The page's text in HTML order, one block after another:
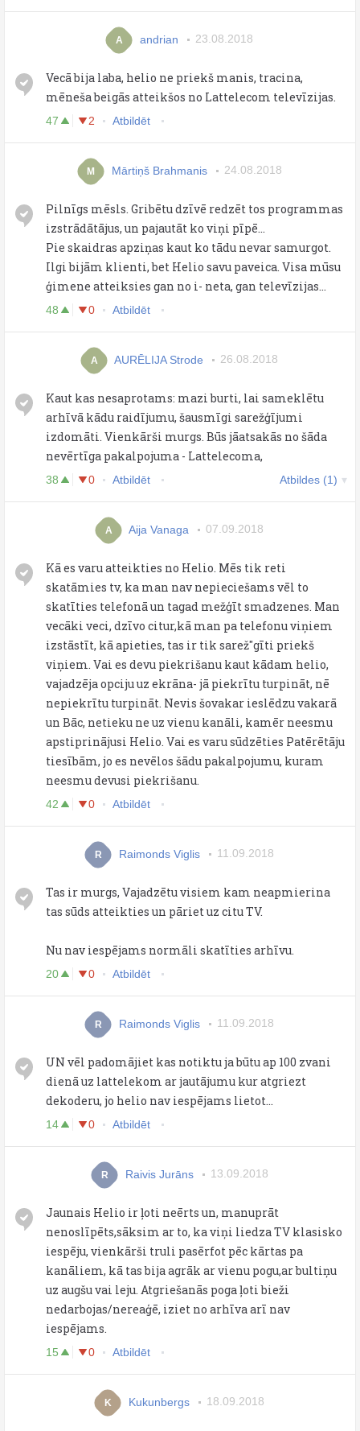
A andrian 23.08.2018
Vecā bija laba, helio ne priekš manis, tracina,
mēneša beigās atteikšos no Lattelecom televīzijas.
47 2 Atbildēt
M Mārtiņš Brahmanis 24.08.2018
Pilnīgs mēsls. Gribētu dzīvē redzēt tos programmas
izstrādātājus, un pajautāt ko viņi pīpē...
Pie skaidras apziņas kaut ko tādu nevar samurgot.
Ilgi bijām klienti, bet Helio savu paveica. Visa mūsu
ģimene atteiksies gan no i- neta, gan televīzijas...
48 0 Atbildēt
A AURĒLIJA Strode 26.08.2018
Kaut kas nesaprotams: mazi burti, lai sameklētu
arhīvā kādu raidījumu, šausmīgi sarežģījumi
izdomāti. Vienkārši murgs. Būs jāatsakās no šāda
nevērtīga pakalpojuma - Lattelecoma,
38 0 Atbildēt Atbildes (1)
A Aija Vanaga 07.09.2018
Kā es varu atteikties no Helio. Mēs tik reti
skatāmies tv, ka man nav nepieciešams vēl to
skatīties telefonā un tagad mežģīt smadzenes. Man
vecāki veci, dzīvo citur,kā man pa telefonu viņiem
izstāstīt, kā apieties, tas ir tik sarež''gīti priekš
viņiem. Vai es devu piekrišanu kaut kādam helio,
vajadzēja opciju uz ekrāna- jā piekrītu turpināt, nē
nepiekrītu turpināt. Nevis šovakar ieslēdzu vakarā
un Bāc, netieku ne uz vienu kanāli, kamēr neesmu
apstiprinājusi Helio. Vai es varu sūdzēties Patērētāju
tiesībām, jo es nevēlos šādu pakalpojumu, kuram
neesmu devusi piekrišanu.
42 0 Atbildēt
R Raimonds Viglis 11.09.2018
Tas ir murgs, Vajadzētu visiem kam neapmierina
tas sūds atteikties un pāriet uz citu TV.
Nu nav iespējams normāli skatīties arhīvu.
20 0 Atbildēt
R Raimonds Viglis 11.09.2018
UN vēl padomājiet kas notiktu ja būtu ap 100 zvani
dienā uz lattelekom ar jautājumu kur atgriezt
dekoderu, jo helio nav iespējams lietot...
14 0 Atbildēt
R Raivis Jurāns 13.09.2018
Jaunais Helio ir ļoti neērts un, manuprāt
nenoslīpēts,sāksim ar to, ka viņi liedza TV klasisko
iespēju, vienkārši truli pasērfot pēc kārtas pa
kanāliem, kā tas bija agrāk ar vienu pogu,ar bultiņu
uz augšu vai leju. Atgriešanās poga ļoti bieži
nedarbojas/nereaģē, iziet no arhīva arī nav
iespējams.
15 0 Atbildēt
K Kukunbergs 18.09.2018